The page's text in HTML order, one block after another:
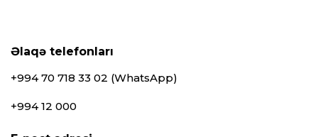
Əlaqə telefonları
+994 70 718 33 02 (WhatsApp)
+994 12 000